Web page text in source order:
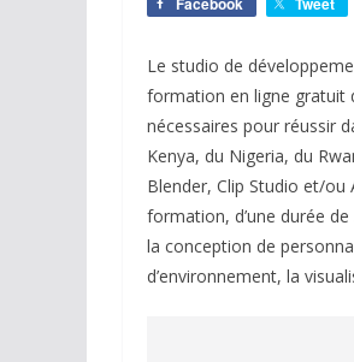
Le studio de
formation en ligne gratuit
nécessaires pour réussir
Kenya, du Nigeria, du
Blender, Clip Studio et/ou
formation, d’une durée
la conception de
d’environnement, la